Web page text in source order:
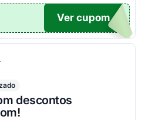
OM25
Ver cupom
descontos